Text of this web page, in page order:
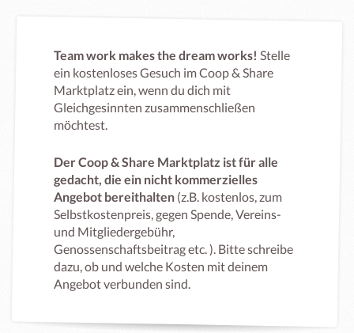
Team work makes the dream works! Stelle
ein kostenloses Gesuch im Coop & Share
Marktplatz ein, wenn du dich mit
Gleichgesinnten zusammenschließen
möchtest.
Der Coop & Share Marktplatz ist für alle
gedacht, die ein nicht kommerzielles
Angebot bereithalten (z.B. kostenlos, zum
Selbstkostenpreis, gegen Spende, Vereins-
und Mitgliedergebühr,
Genossenschaftsbeitrag etc. ). Bitte schreibe
dazu, ob und welche Kosten mit deinem
Angebot verbunden sind.